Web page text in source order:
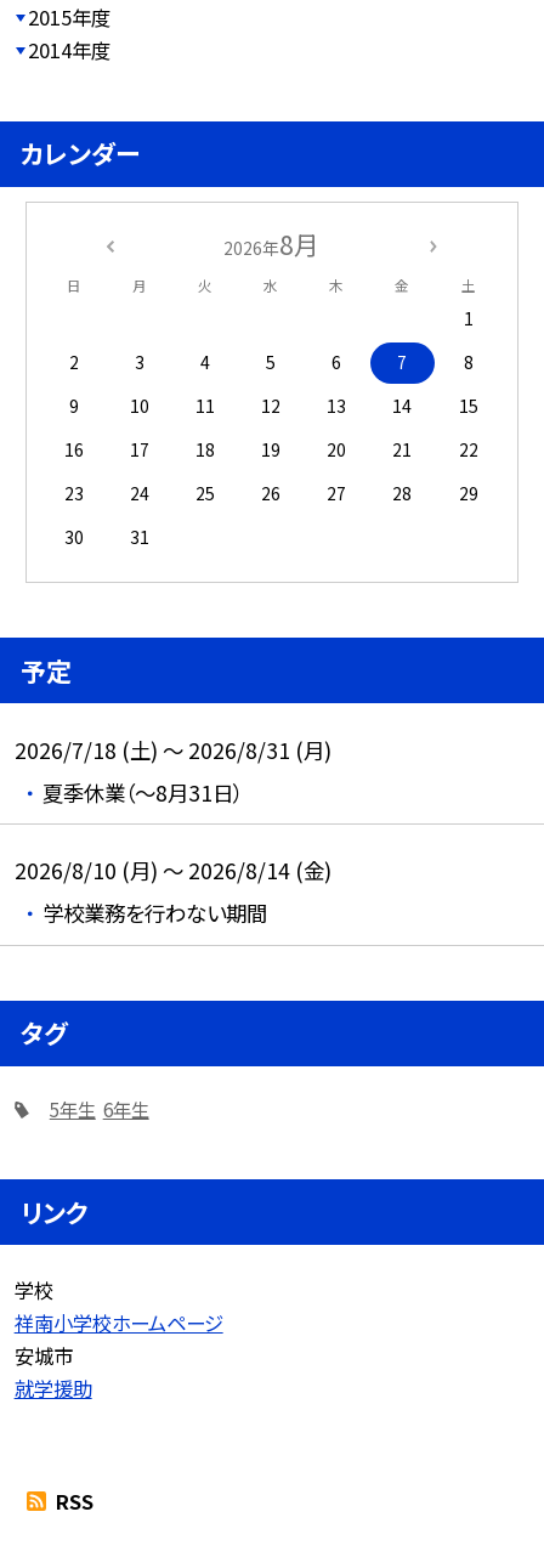
2015年度
2014年度
カレンダー
2026年8月
日 月 火 水 木 金 土
1
2
3 4 5 6 7
8
9
10 11 12 13 14
15
16
17 18 19 20 21
22
23
24 25 26 27 28
29
30
31
予定
2026/7/18 (土) ～ 2026/8/31 (月)
夏季休業（～8月31日）
2026/8/10 (月) ～ 2026/8/14 (金)
学校業務を行わない期間
タグ
5年生 6年生
リンク
学校
祥南小学校ホームページ
安城市
就学援助
RSS